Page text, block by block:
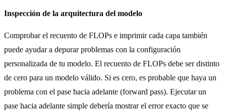
Inspección de la arquitectura del modelo
Comprobar el recuento de FLOPs e imprimir cada capa también
puede ayudar a depurar problemas con la configuración
personalizada de tu modelo. El recuento de FLOPs debe ser distinto
de cero para un modelo válido. Si es cero, es probable que haya un
problema con el pase hacia adelante (forward pass). Ejecutar un
pase hacia adelante simple debería mostrar el error exacto que se